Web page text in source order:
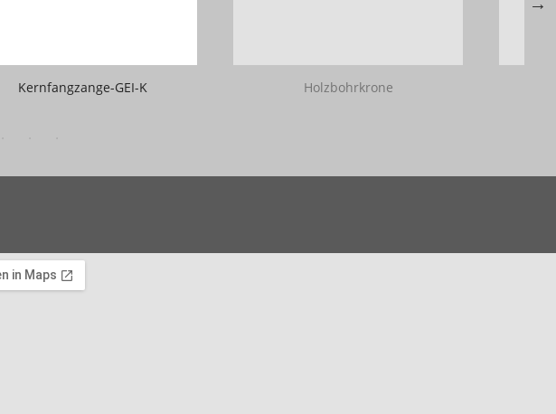
Kernfangzange-GEI-K Holzbohrkrone